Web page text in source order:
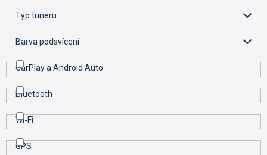
Typ tuneru
Barva podsvícení
CarPlay a Android Auto
Bluetooth
Wi-Fi
GPS